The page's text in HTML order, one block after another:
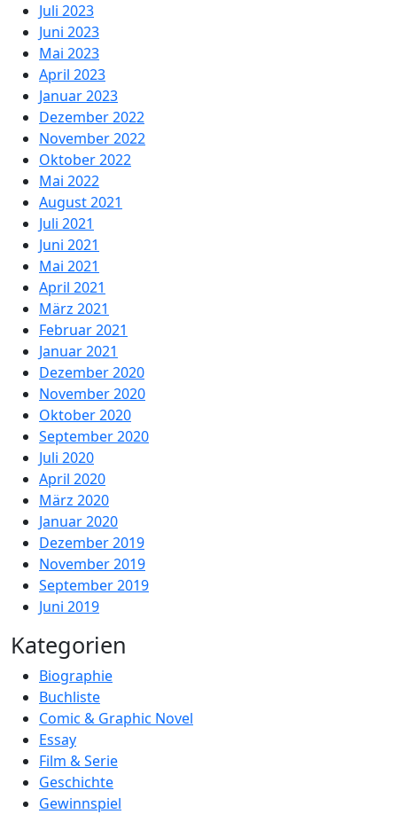
Juli 2023
Juni 2023
Mai 2023
April 2023
Januar 2023
Dezember 2022
November 2022
Oktober 2022
Mai 2022
August 2021
Juli 2021
Juni 2021
Mai 2021
April 2021
März 2021
Februar 2021
Januar 2021
Dezember 2020
November 2020
Oktober 2020
September 2020
Juli 2020
April 2020
März 2020
Januar 2020
Dezember 2019
November 2019
September 2019
Juni 2019
Kategorien
Biographie
Buchliste
Comic & Graphic Novel
Essay
Film & Serie
Geschichte
Gewinnspiel